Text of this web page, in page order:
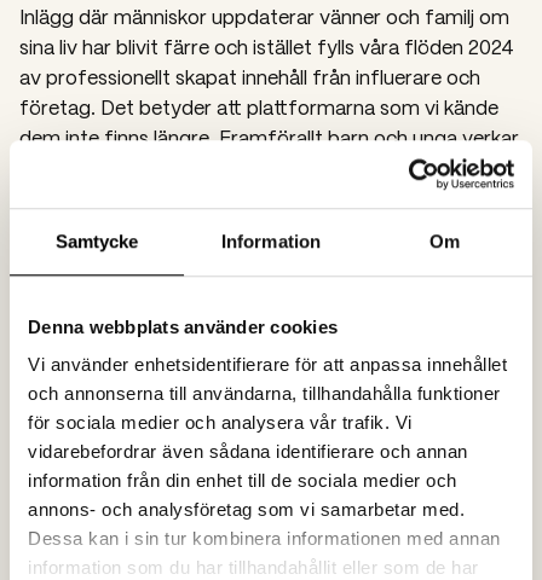
Samtycke Information Om
Denna webbplats använder cookies
Vi använder enhetsidentifierare för att anpassa innehållet
och annonserna till användarna, tillhandahålla funktioner
för sociala medier och analysera vår trafik. Vi
vidarebefordrar även sådana identifierare och annan
information från din enhet till de sociala medier och
annons- och analysföretag som vi samarbetar med.
Dessa kan i sin tur kombinera informationen med annan
information som du har tillhandahållit eller som de har
Inlägg där människor uppdaterar vänner och familj om
sina liv har blivit färre och istället fylls våra flöden 2024
av professionellt skapat innehåll från influerare och
företag. Det betyder att plattformarna som vi kände
dem inte finns längre. Framförallt barn och unga verkar
söka nya sätt att kommunicera online. Att Facebook
och Instagram minskar bland unga har vi vetat ett tag,
och trenden fortsätter nedåt i målgruppen.
underhållning än om socialt utbyte. Det är någonting vi
förstå.
Nya SoMe-kanaler
Den enes död är den andres bröd. Bara för att
Facebook och Instagram tappar mark hos ungdomarna